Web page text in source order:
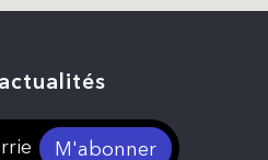
M'abonner